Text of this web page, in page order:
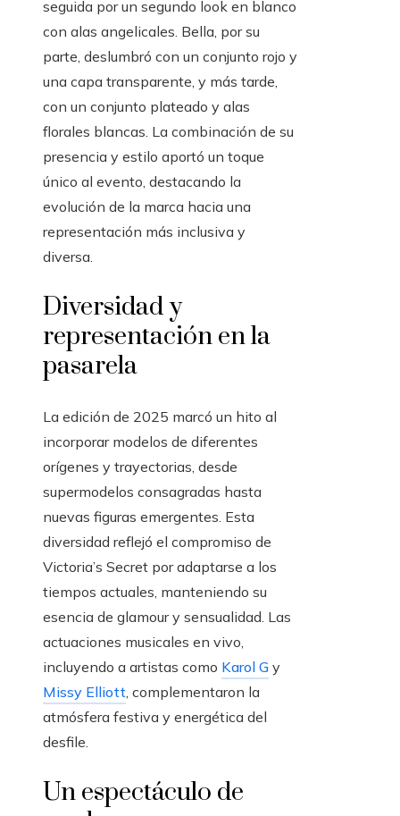
seguida por un segundo look en blanco
con alas angelicales. Bella, por su
parte, deslumbró con un conjunto rojo y
una capa transparente, y más tarde,
con un conjunto plateado y alas
florales blancas. La combinación de su
presencia y estilo aportó un toque
único al evento, destacando la
evolución de la marca hacia una
representación más inclusiva y
diversa.
Diversidad y
representación en la
pasarela
La edición de 2025 marcó un hito al
incorporar modelos de diferentes
orígenes y trayectorias, desde
supermodelos consagradas hasta
nuevas figuras emergentes. Esta
diversidad reflejó el compromiso de
Victoria’s Secret por adaptarse a los
tiempos actuales, manteniendo su
esencia de glamour y sensualidad. Las
actuaciones musicales en vivo,
incluyendo a artistas como Karol G y
Missy Elliott, complementaron la
atmósfera festiva y energética del
desfile.
Un espectáculo de